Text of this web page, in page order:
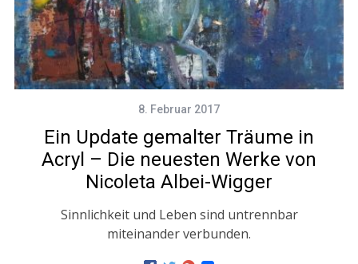
8. Februar 2017
Ein Update gemalter Träume in
Acryl – Die neuesten Werke von
Nicoleta Albei-Wigger
Sinnlichkeit und Leben sind untrennbar
miteinander verbunden.